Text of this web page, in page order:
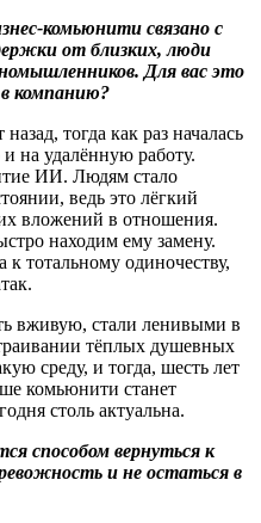
‑комьюнити связано с
от близких, люди
Для вас это
компанию?
тогда как раз началась
на удалённую работу.
ИИ. Людям стало
ведь это лёгкий
вложений в отношения.
находим ему замену.
к тотальному одиночеству,
вживую, стали ленивыми в
тёплых душевных
среду, и тогда, шесть лет
комьюнити станет
столь актуальна.
способом вернуться к
и не остаться в